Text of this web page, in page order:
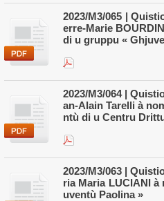
2023/M3/065 |
erre-Marie
di u gruppu «
2023/M3/064 |
an-Alain Tarelli à
ntù di u Centru
2023/M3/063 |
ria Maria LUCIANI
uventù Paolina »